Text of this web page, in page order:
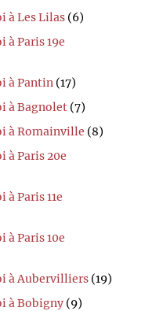
à Les Lilas (6)
à Paris 19e
à Pantin (17)
à Bagnolet (7)
à Romainville (8)
à Paris 20e
Paris 11e
à Paris 10e
à Aubervilliers (19)
à Bobigny (9)